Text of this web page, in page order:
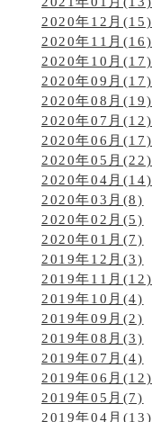
2020年12月(15)
2020年11月(16)
2020年10月(17)
2020年09月(17)
2020年08月(19)
2020年07月(12)
2020年06月(17)
2020年05月(22)
2020年04月(14)
2020年03月(8)
2020年02月(5)
2020年01月(7)
2019年12月(3)
2019年11月(12)
2019年10月(4)
2019年09月(2)
2019年08月(3)
2019年07月(4)
2019年06月(12)
2019年05月(7)
2019年04月(13)